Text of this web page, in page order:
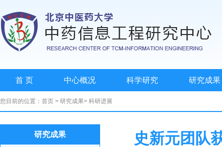
首 页 中心概况 科学研究 研究成果
您目前的位置： 首页 > 研究成果> 科研进展
研究成果 史新元团队